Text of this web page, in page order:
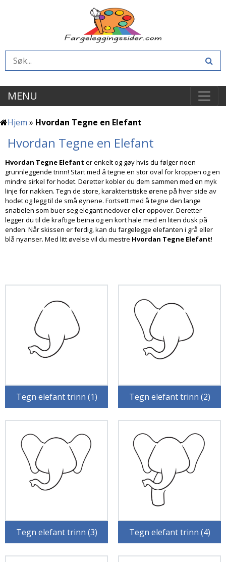
MENU
Hjem » Hvordan Tegne en Elefant
Hvordan Tegne en Elefant
Hvordan Tegne Elefant er enkelt og gøy hvis du følger noen
grunnleggende trinn! Start med å tegne en stor oval for kroppen og en
mindre sirkel for hodet. Deretter kobler du dem sammen med en myk
linje for nakken. Tegn de store, karakteristiske ørene på hver side av
hodet og legg til de små øynene. Fortsett med å tegne den lange
snabelen som buer seg elegant nedover eller oppover. Deretter
legger du til de kraftige beina og en kort hale med en liten dusk på
enden. Når skissen er ferdig, kan du fargelegge elefanten i grå eller
blå nyanser. Med litt øvelse vil du mestre Hvordan Tegne Elefant!
Tegn elefant trinn (1) Tegn elefant trinn (2)
Tegn elefant trinn (3) Tegn elefant trinn (4)